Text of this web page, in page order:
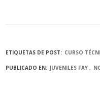
ETIQUETAS DE POST: CURSO
PUBLICADO EN: JUVENILES FAY